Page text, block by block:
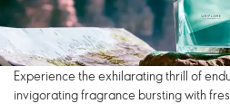
Experience the exhilarating thrill of
invigorating fragrance bursting with